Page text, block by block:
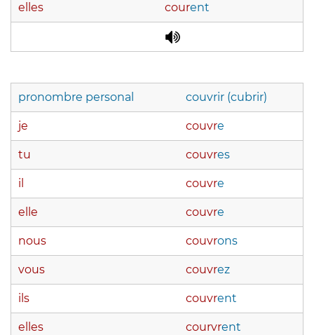
elles courent
pronombre personal couvrir (cubrir)
je couvre
tu couvres
il couvre
elle couvre
nous couvrons
vous couvrez
ils couvrent
elles courvrent